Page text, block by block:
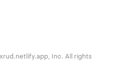
Inc. All rights